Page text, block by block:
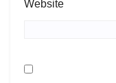
Website